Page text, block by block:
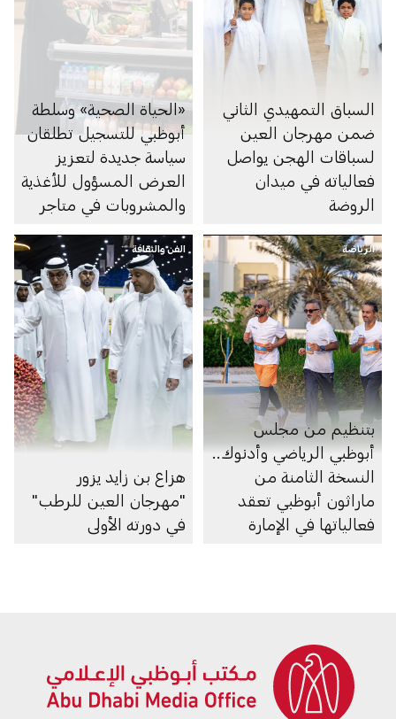
السباق التمهيدي الثاني
ضمن مهرجان العين
لسباقات الهجن يواصل
فعالياته في ميدان
الروضة
«الحياة الصحية» وسلطة
أبوظبي للتسجيل تطلقان
سياسة جديدة لتعزيز
العرض المسؤول للأغذية
والمشروبات في متاجر
الإلكترونية
الرياضة
بتنظيم من مجلس
أبوظبي الرياضي وأدنوك..
النسخة الثامنة من
ماراثون أبوظبي تعقد
فعالياتها في الإمارة
الفن والثقافة
هزاع بن زايد يزور
"مهرجان العين للرطب"
في دورته الأولى